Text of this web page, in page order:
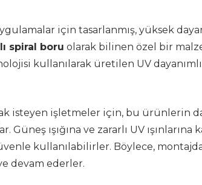
için tasarlanmış, yüksek
spiral boru olarak bilinen özel bir
kullanılarak üretilen UV
isteyen işletmeler için, bu ürünlerin
Güneş ışığına ve zararlı UV
kullanılabilirler. Böylece,
devam ederler.